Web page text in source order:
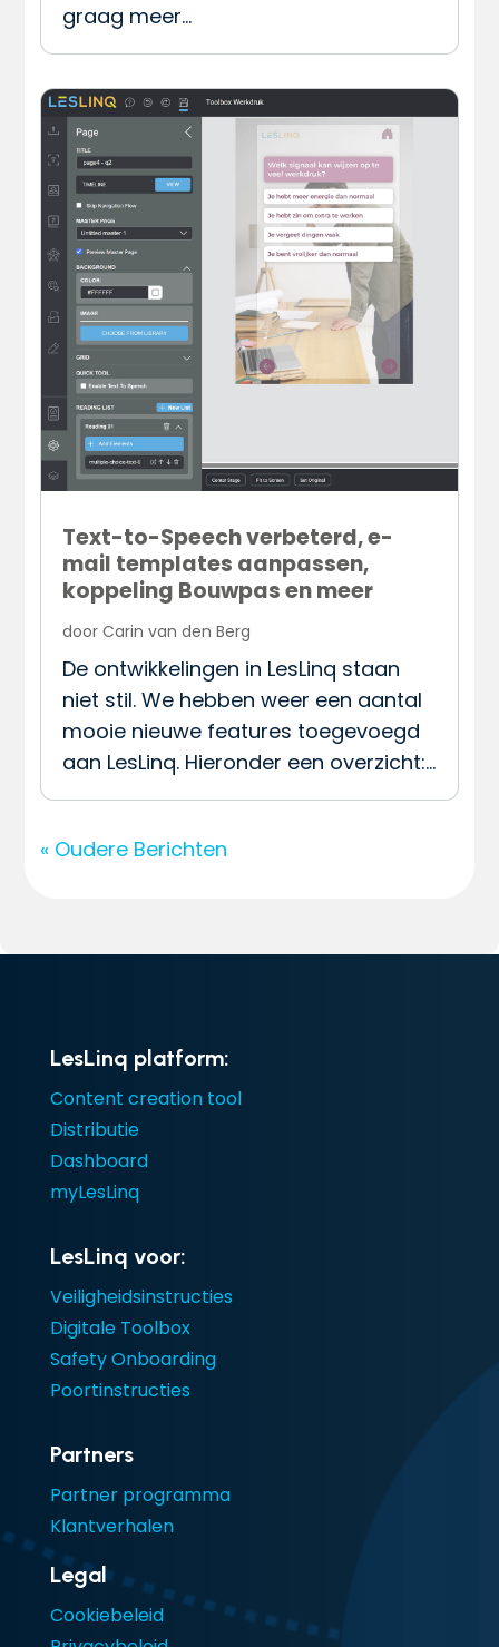
graag meer…
Text-to-Speech verbeterd, e-
mail templates aanpassen,
koppeling Bouwpas en meer
door Carin van den Berg
De ontwikkelingen in LesLinq staan
niet stil. We hebben weer een aantal
mooie nieuwe features toegevoegd
aan LesLinq. Hieronder een overzicht:…
« Oudere Berichten
LesLinq platform:
Content creation tool
Distributie
Dashboard
myLesLinq
LesLinq voor:
Veiligheidsinstructies
Digitale Toolbox
Safety Onboarding
Poortinstructies
Partners
Partner programma
Klantverhalen
Legal
Cookiebeleid